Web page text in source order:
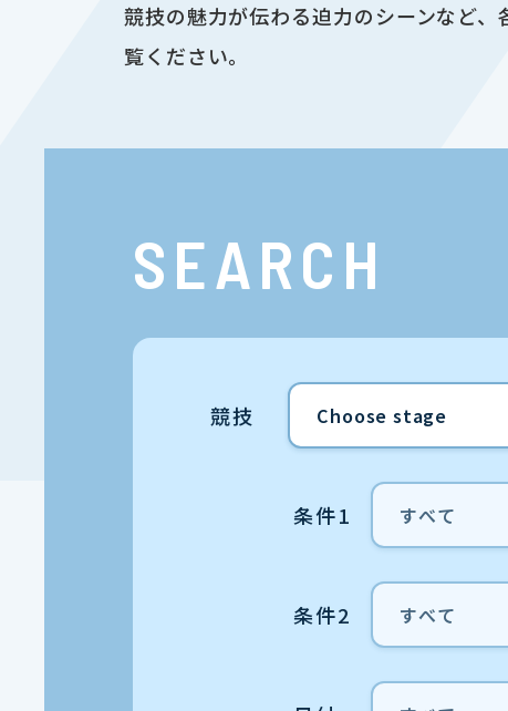
競技の魅力が伝わる迫力のシーンなど
覧ください。
SEARCH
競技
条件1
条件2